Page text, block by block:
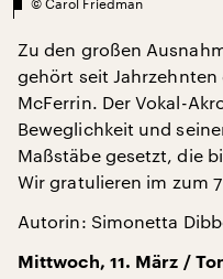
© Carol Friedman
Zu den großen
gehört seit Jahrzehnten
McFerrin. Der Vokal-
Beweglichkeit und
Maßstäbe gesetzt, die
Wir gratulieren im zum
Autorin: Simonetta
Mittwoch, 11. März /